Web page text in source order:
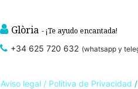
Glòria - ¡Te ayudo encantada!
+34 625 720 632 (whatsapp y
Aviso legal / Polítiva de Privacidad /